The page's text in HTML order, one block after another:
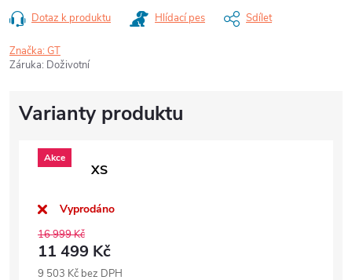
Dotaz k produktu Hlídací pes Sdílet
Značka:GT
Záruka: Doživotní
Akce
XS
Vyprodáno
16 999 Kč
11 499 Kč
9 503 Kč bez DPH